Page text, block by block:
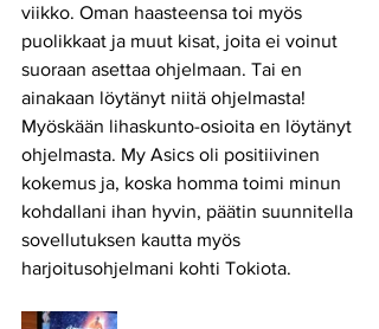
viikko. Oman haasteensa toi myös
puolikkaat ja muut kisat, joita ei voinut
suoraan asettaa ohjelmaan. Tai en
ainakaan löytänyt niitä ohjelmasta!
Myöskään lihaskunto-osioita en löytänyt
ohjelmasta. My Asics oli positiivinen
kokemus ja, koska homma toimi minun
kohdallani ihan hyvin, päätin suunnitella
sovellutuksen kautta myös
harjoitusohjelmani kohti Tokiota.